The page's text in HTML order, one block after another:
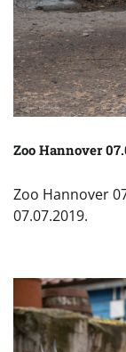
Zoo Hannover
Zoo Hannover
07.07.2019.